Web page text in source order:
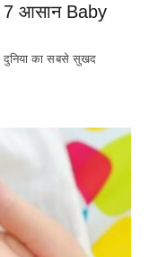
7 आसान Baby
दुनिया का सबसे सुखद